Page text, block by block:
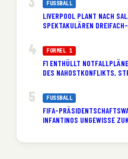
FUSSBALL
LIVERPOOL PLANT NACH
SPEKTAKULÄREN
FORMEL 1
F1 ENTHÜLLT
DES NAHOSTKONFLIKTS,
FUSSBALL
FIFA-
INFANTINOS UNGEWISSE